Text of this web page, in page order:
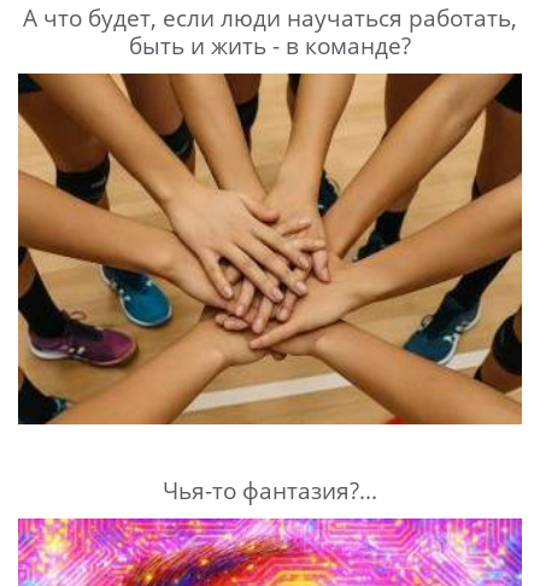
А что будет, если люди научаться работать,
быть и жить - в команде?
Чья-то фантазия?...